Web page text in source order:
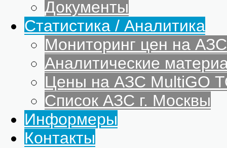
Документы
Статистика / Аналитика
Мониторинг цен на
Аналитические
Цены на АЗС MultiGO
Список АЗС г. Москвы
Информеры
Контакты